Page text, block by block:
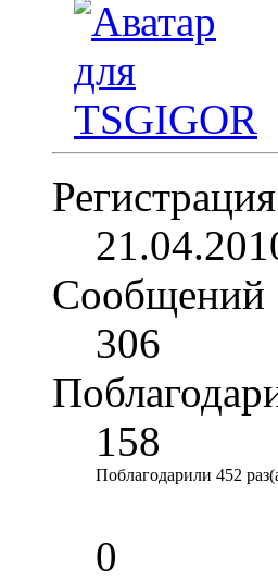
Регистрация
Сообщений
306
158
Поблагодарили 452
0